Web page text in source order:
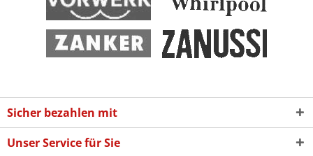
Sicher bezahlen mit
Unser Service für Sie